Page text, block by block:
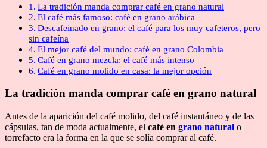
La tradición manda comprar café en grano natural
El café más famoso: café en grano arábica
Descafeinado en grano: el café para los muy cafeteros, pero
sin cafeína
El mejor café del mundo: café en grano Colombia
Café en grano mezcla: el café más intenso
Café en grano molido en casa: la mejor opción
La tradición manda comprar café en grano natural
Antes de la aparición del café molido, del café instantáneo y de las
cápsulas, tan de moda actualmente, el café en grano natural o
torrefacto era la forma en la que se solía comprar al café.